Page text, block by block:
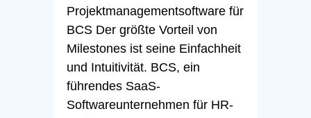
Projektmanagementsoftware für
BCS Der größte Vorteil von
Milestones ist seine Einfachheit
und Intuitivität. BCS, ein
führendes SaaS-
Softwareunternehmen für HR-